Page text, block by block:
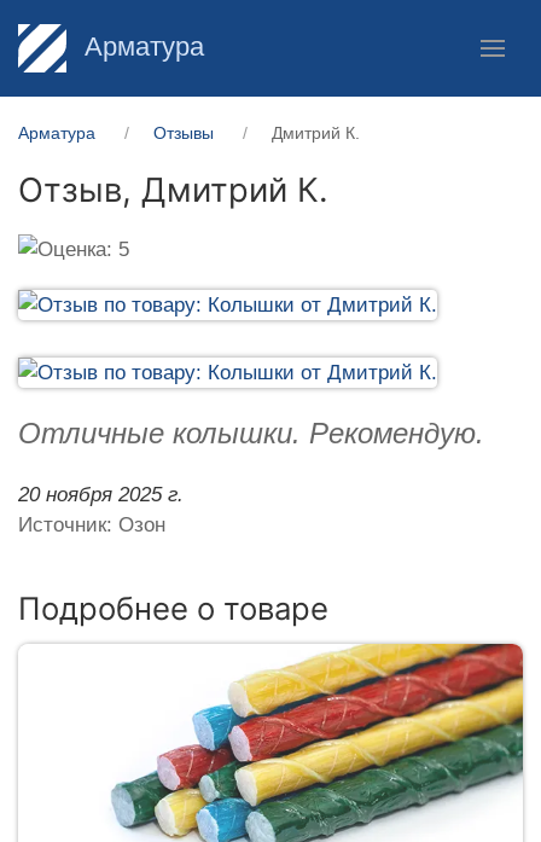
Арматура
Арматура Отзывы Дмитрий К.
Отзыв, Дмитрий К.
Отличные колышки. Рекомендую.
20 ноября 2025 г.
Источник: Озон
Подробнее о товаре